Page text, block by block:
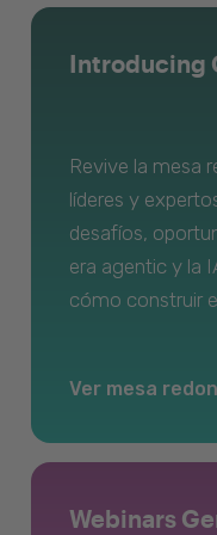
Introducing
Revive la mesa
líderes y
desafíos,
era agentic y la
cómo construir
Ver mesa
Webinars